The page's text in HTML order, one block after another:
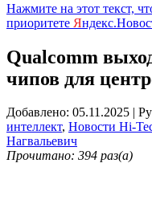
Нажмите на этот текст,
приоритете Я
Qualcomm
чипов для
Добавлено: 05.11.2025 |
интеллект, Новости Hi-
Нагвальевич
Прочитано: 394 раз(а)